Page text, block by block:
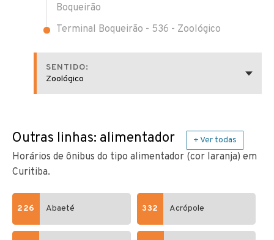
Boqueirão
Terminal Boqueirão - 536 - Zoológico
SENTIDO:
Zoológico
Outras linhas: alimentador + Ver todas
Horários de ônibus do tipo alimentador (cor laranja) em
Curitiba.
226 Abaeté 332 Acrópole